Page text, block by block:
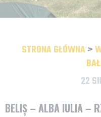
STRONA GŁÓWNA>
22
BELIȘ – ALBA IULIA –